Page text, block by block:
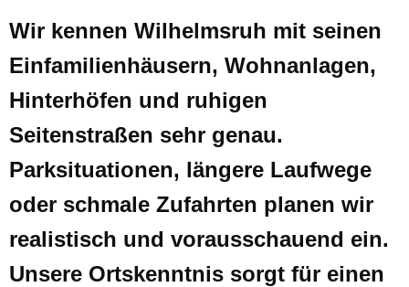
Wir kennen Wilhelmsruh mit seinen
Einfamilienhäusern, Wohnanlagen,
Hinterhöfen und ruhigen
Seitenstraßen sehr genau.
Parksituationen, längere Laufwege
oder schmale Zufahrten planen wir
realistisch und vorausschauend ein.
Unsere Ortskenntnis sorgt für einen